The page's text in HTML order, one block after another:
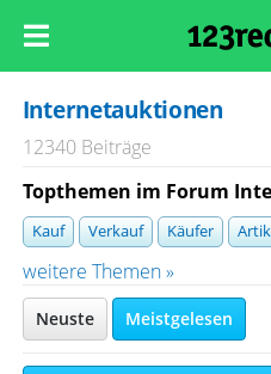
Internetauktionen
12340 Beiträge
Topthemen im Forum
Kauf Verkauf Käufer
weitere Themen »
Neuste Meistgelesen